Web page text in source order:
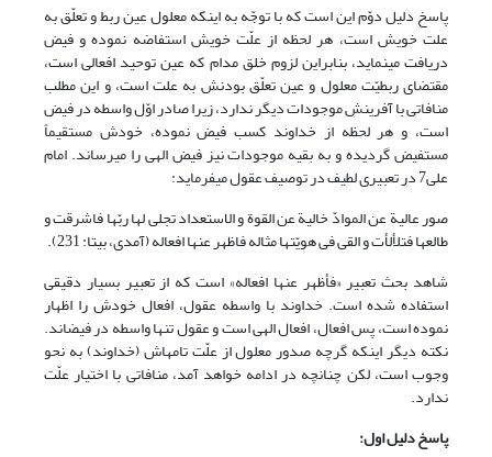
پاسخ دلیل دوّم این است که با توجّه به اینکه معلول عین ربط و تعلّق به
علت خویش است، هر لحظه از علّت خویش استفاضه نموده و فیض
دریافت می‏نماید، بنابراین لزوم خلق مدام که عین توحید افعالی است،
مقتضای ربطیّت معلول و عین تعلّق بودنش به علت است، و این مطلب
منافاتی با آفرینش موجودات دیگر ندارد، زیرا صادر اوّل واسطه در فیض
است، و هر لحظه از خداوند کسب فیض نموده، خودش مستقیماً
مستفیض گردیده و به بقیه موجودات نیز فیض الهی را می‏رساند. امام
علی7 در تعبیری لطیف در توصیف عقول می‏فرماید:
صور عالیة عن الموادّ خالیة عن القوة و الاستعداد تجلى لها ربّها فاشرقت و
طالعها فتلألأت و القى فى هویّتها مثاله فاظهر عنها افعاله (آمدی، بی‏تا: 231).
شاهد بحث تعبیر «فأظهر عنها افعاله» است که از تعبیر بسیار دقیقی
استفاده شده است. خداوند با واسطه عقول، افعال خودش را اظهار
نموده است، پس افعال، افعال الهی است و عقول تنها واسطه در فیض‏اند.
نکته دیگر این‏که گرچه صدور معلول از علّت تامه‏اش (خداوند) به نحو
وجوب است، لکن چنان‏چه در ادامه خواهد آمد، منافاتی با اختیار علّت
ندارد.
پاسخ دلیل اول: